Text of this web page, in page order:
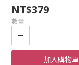
NT$379
數量
加入購物車